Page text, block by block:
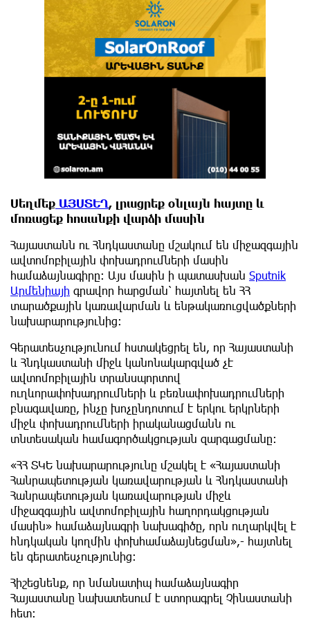
Սեղմեք ԱՅՍՏԵՂ, լրացրեք օնլայն հայտը և
մոռացեք հոսանքի վարձի մասին
Հայաստանն ու Հնդկաստանը մշակում են միջազգային
ավտոմոբիլային փոխադրումների մասին
համաձայնագիրը։ Այս մասին ի պատասխան Sputnik
Արմենիայի գրավոր հարցման՝ հայտնել են ՀՀ
տարածքային կառավարման և ենթակառուցվածքների
նախարարությունից։
Գերատեսչությունում հստակեցրել են, որ Հայաստանի
և Հնդկաստանի միջև կանոնակարգված չէ
ավտոմոբիլային տրանսպորտով
ուղևորափոխադրումների և բեռնափոխադրումների
բնագավառը, ինչը խոչընդոտում է երկու երկրների
միջև փոխադրումների իրականացմանն ու
տնտեսական համագործակցության զարգացմանը։
«ՀՀ ՏԿԵ նախարարությունը մշակել է «Հայաստանի
Հանրապետության կառավարության և Հնդկաստանի
Հանրապետության կառավարության միջև
միջազգային ավտոմոբիլային հաղորդակցության
մասին» համաձայնագրի նախագիծը, որն ուղարկվել է
հնդկական կողմին փոխհամաձայնեցման»,- հայտնել
են գերատեսչությունից։
Հիշեցնենք, որ նմանատիպ համաձայնագիր
Հայաստանը նախատեսում է ստորագրել Չինաստանի
հետ։